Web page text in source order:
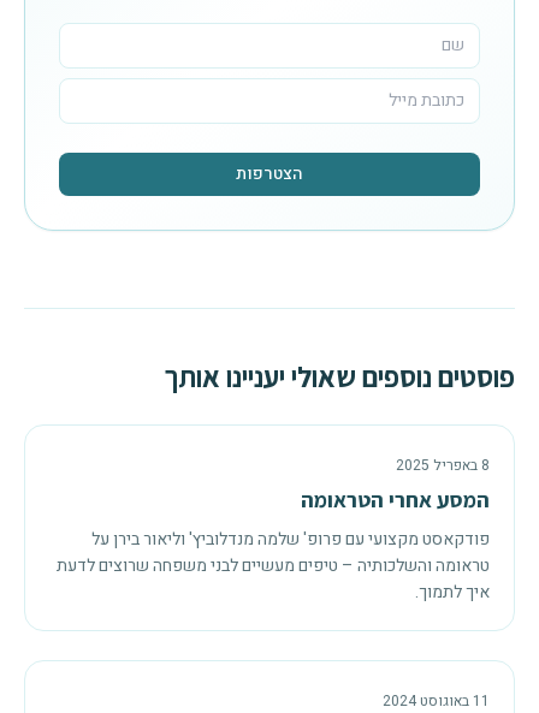
הצטרפות
פוסטים נוספים שאולי יעניינו אותך
8 באפריל 2025
המסע אחרי הטראומה
פודקאסט מקצועי עם פרופ' שלמה מנדלוביץ' וליאור בירן על
טראומה והשלכותיה – טיפים מעשיים לבני משפחה שרוצים לדעת
איך לתמוך.
11 באוגוסט 2024